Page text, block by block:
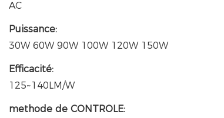
AC
Puissance:
30W 60W 90W 100W 120W 150W
Efficacité:
125~140LM/W
methode de CONTROLE: